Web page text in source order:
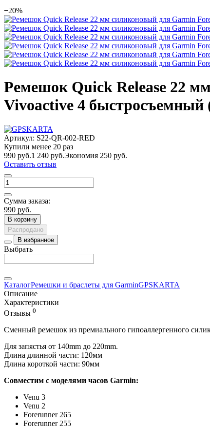
−20%
Ремешок Quick Release 22
Vivoactive 4
Артикул: S22-QR-002-RED
Купили менее 20 раз
990 руб.1 240 руб.Экономия 250 руб.
Оставить отзыв
Сумма заказа:
990 руб.
В корзину
Распродано
В избранное
Выбрать
КаталогРемешки и браслеты для GarminGPSKARTA
Описание
Характеристики
Отзывы 0
Сменный ремешок из премиального гипоаллергенного
Для запястья от 140mm до 220mm.
Длина длинной части: 120мм
Длина короткой части: 90мм
Совместим с моделями часов Garmin:
Venu 3
Venu 2
Forerunner 265
Forerunner 255